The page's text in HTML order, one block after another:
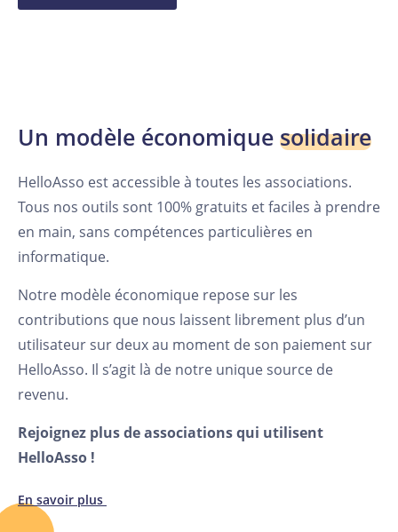
Un modèle économique solidaire
HelloAsso est accessible à toutes les associations.
Tous nos outils sont 100% gratuits et faciles à prendre
en main, sans compétences particulières en
informatique.
Notre modèle économique repose sur les
contributions que nous laissent librement plus d’un
utilisateur sur deux au moment de son paiement sur
HelloAsso. Il s’agit là de notre unique source de
revenu.
Rejoignez plus deassociations qui utilisent
HelloAsso !
En savoir plus